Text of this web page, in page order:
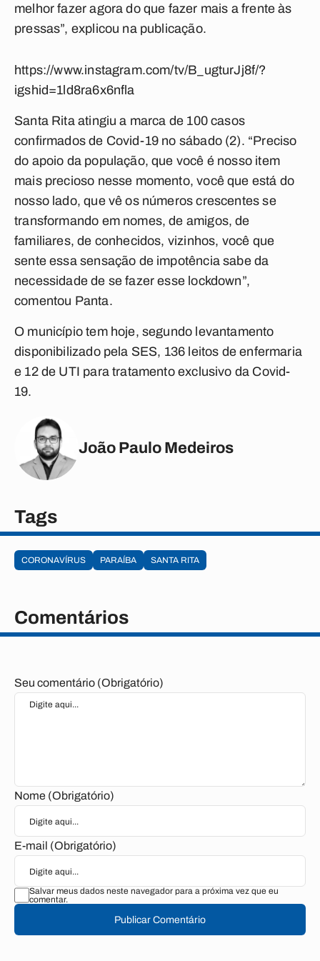
melhor fazer agora do que fazer mais a frente às
pressas”, explicou na publicação.
https://www.instagram.com/tv/B_ugturJj8f/?
igshid=1ld8ra6x6nfla
Santa Rita atingiu a marca de 100 casos
confirmados de Covid-19 no sábado (2). “Preciso
do apoio da população, que você é nosso item
mais precioso nesse momento, você que está do
nosso lado, que vê os números crescentes se
transformando em nomes, de amigos, de
familiares, de conhecidos, vizinhos, você que
sente essa sensação de impotência sabe da
necessidade de se fazer esse lockdown”,
comentou Panta.
O município tem hoje, segundo levantamento
disponibilizado pela SES, 136 leitos de enfermaria
e 12 de UTI para tratamento exclusivo da Covid-
19.
João Paulo Medeiros
Tags
CORONAVÍRUS PARAÍBA SANTA RITA
Comentários
Seu comentário (Obrigatório)
Nome (Obrigatório)
E-mail (Obrigatório)
Salvar meus dados neste navegador para a próxima vez que eu
comentar.
Publicar Comentário